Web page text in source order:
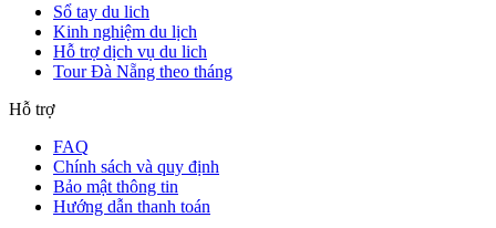
Sổ tay du lich
Kinh nghiệm du lịch
Hỗ trợ dịch vụ du lich
Tour Đà Nẵng theo tháng
Hỗ trợ
FAQ
Chính sách và quy định
Bảo mật thông tin
Hướng dẫn thanh toán